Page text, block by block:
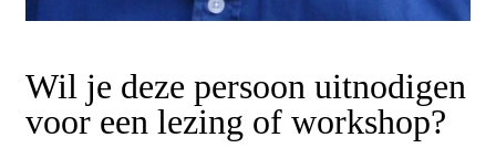
Wil je deze persoon uitnodigen
voor een lezing of workshop?